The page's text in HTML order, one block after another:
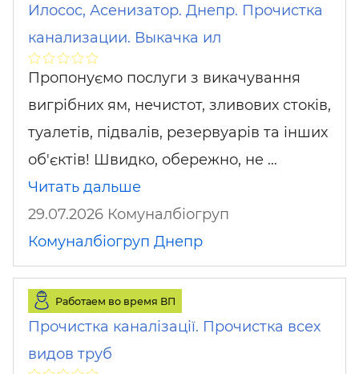
Илосос, Асенизатор. Днепр. Прочистка
канализации. Выкачка ил
Пропонуємо послуги з викачування
вигрібних ям, нечистот, зливових стоків,
туалетів, підвалів, резервуарів та інших
об'єктів! Швидко, обережно, не …
Читать дальше
29.07.2026 Комуналбіогруп
Комуналбіогруп Днепр
Работаем во время ВП
Прочистка каналізації. Прочистка всех
видов труб